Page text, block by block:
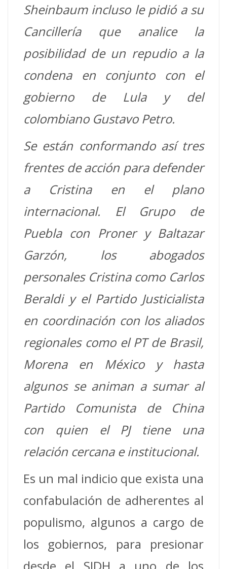
Sheinbaum incluso le pidió a su
Cancillería que analice la
posibilidad de un repudio a la
condena en conjunto con el
gobierno de Lula y del
colombiano Gustavo Petro.
Se están conformando así tres
frentes de acción para defender
a Cristina en el plano
internacional. El Grupo de
Puebla con Proner y Baltazar
Garzón, los abogados
personales Cristina como Carlos
Beraldi y el Partido Justicialista
en coordinación con los aliados
regionales como el PT de Brasil,
Morena en México y hasta
algunos se animan a sumar al
Partido Comunista de China
con quien el PJ tiene una
relación cercana e institucional.
Es un mal indicio que exista una
confabulación de adherentes al
populismo, algunos a cargo de
los gobiernos, para presionar